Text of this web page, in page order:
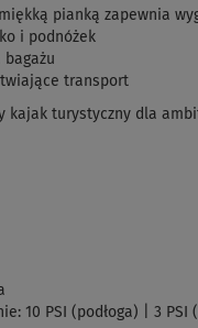
pianką zapewnia
i podnóżek
bagażu
transport
kajak turystyczny dla
10 PSI (podłoga) | 3 PSI